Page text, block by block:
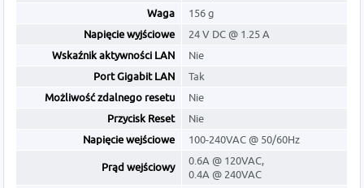
Waga
156 g
Napięcie wyjściowe
24 V DC @ 1.25 A
Wskaźnik aktywności LAN
Nie
Port Gigabit LAN
Tak
Możliwość zdalnego resetu
Nie
Przycisk Reset
Nie
Napięcie wejściowe
100-240VAC @ 50/60Hz
Prąd wejściowy
0.6A @ 120VAC,
0.4A @ 240VAC